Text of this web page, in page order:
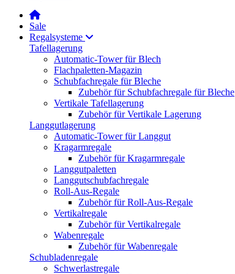
Sale
Regalsysteme
Tafellagerung
Automatic-Tower für Blech
Flachpaletten-Magazin
Schubfachregale für Bleche
Zubehör für Schubfachregale für Bleche
Vertikale Tafellagerung
Zubehör für Vertikale Lagerung
Langgutlagerung
Automatic-Tower für Langgut
Kragarmregale
Zubehör für Kragarmregale
Langgutpaletten
Langgutschubfachregale
Roll-Aus-Regale
Zubehör für Roll-Aus-Regale
Vertikalregale
Zubehör für Vertikalregale
Wabenregale
Zubehör für Wabenregale
Schubladenregale
Schwerlastregale